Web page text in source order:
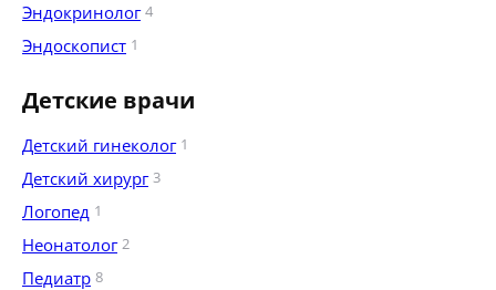
Эндокринолог 4
Эндоскопист 1
Детские врачи
Детский гинеколог 1
Детский хирург 3
Логопед 1
Неонатолог 2
Педиатр 8